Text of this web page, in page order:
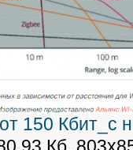
150 Кбит_с